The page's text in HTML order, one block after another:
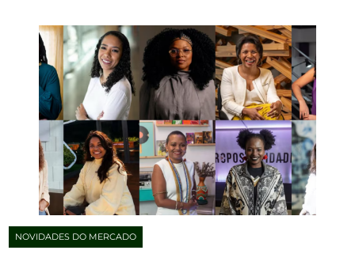
NOVIDADES DO MERCADO